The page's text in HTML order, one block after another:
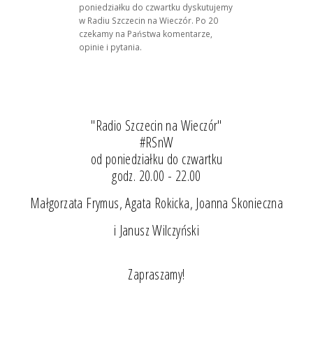
poniedziałku do czwartku dyskutujemy
w Radiu Szczecin na Wieczór. Po 20
czekamy na Państwa komentarze,
opinie i pytania.
"Radio Szczecin na Wieczór"
#RSnW
od poniedziałku do czwartku
godz. 20.00 - 22.00
Małgorzata Frymus, Agata Rokicka, Joanna Skonieczna
i Janusz Wilczyński
Zapraszamy!